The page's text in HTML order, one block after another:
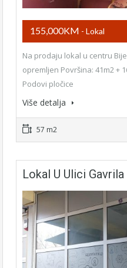
155,000KM - Lokal
Na prodaju lokal u centru
opremljen Površina: 41m2 +
Podovi pločice
Više detalja
57 m2
Lokal U Ulici